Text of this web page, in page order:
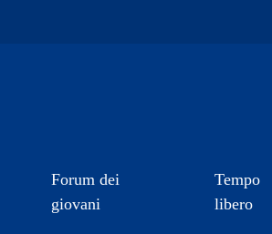
Forum dei
giovani
Tempo
libero